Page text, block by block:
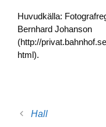
Huvudkälla:
Bernhard Johanson
(http://
html).
Hall